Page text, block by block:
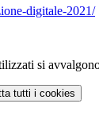
digitale-2021/
si
tutti i cookies